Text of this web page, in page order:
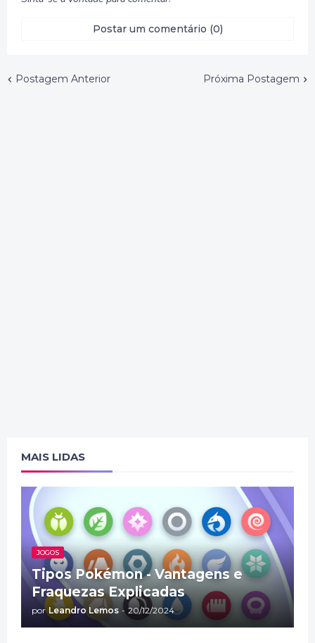
Postar um comentário (0)
Postagem Anterior Próxima Postagem
MAIS LIDAS
JOGOS
Tipos Pokémon - Vantagens e
Fraquezas Explicadas
por Leandro Lemos - 20/12/2024